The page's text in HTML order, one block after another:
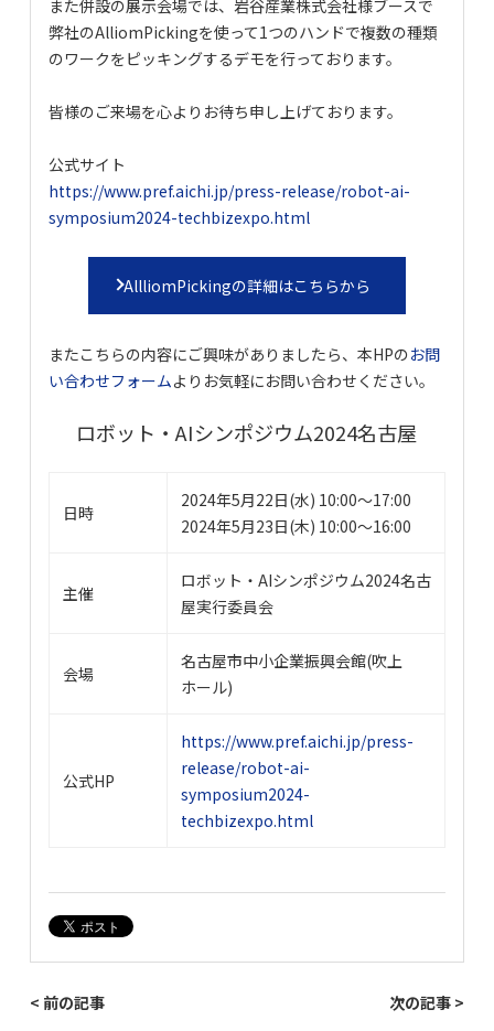
また併設の展示会場では、岩谷産業株式会社様ブースで
弊社のAlliomPickingを使って1つのハンドで複数の種類
のワークをピッキングするデモを行っております。
皆様のご来場を心よりお待ち申し上げております。
公式サイト
https://www.pref.aichi.jp/press-release/robot-ai-
symposium2024-techbizexpo.html
AllliomPickingの詳細はこちらから
またこちらの内容にご興味がありましたら、本HPのお問
い合わせフォームよりお気軽にお問い合わせください。
ロボット・AIシンポジウム2024名古屋
日時
2024年5月22日(水) 10:00～17:00
2024年5月23日(木) 10:00～16:00
主催
ロボット・AIシンポジウム2024名古
屋実行委員会
会場
名古屋市中小企業振興会館(吹上
ホール)
公式HP
https://www.pref.aichi.jp/press-
release/robot-ai-
symposium2024-
techbizexpo.html
< 前の記事 次の記事 >